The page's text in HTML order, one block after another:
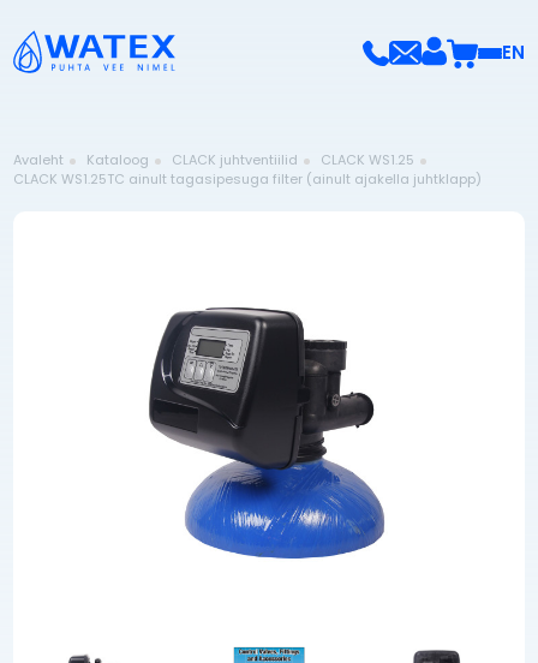
EN
Avaleht Kataloog CLACK juhtventiilid
CLACK WS1.25
CLACK WS1.25TC ainult tagasipesuga filter (ainult ajakella juhtklapp)